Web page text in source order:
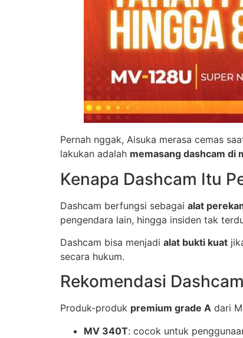
Pernah nggak, Aisuka merasa cemas
lakukan adalah memasang dashcam di
Kenapa Dashcam Itu
Dashcam berfungsi sebagai alat
pengendara lain, hingga insiden tak
Dashcam bisa menjadi alat bukti kuat
secara hukum.
Rekomendasi
Produk-produk premium grade A dari
MV 340T: cocok untuk